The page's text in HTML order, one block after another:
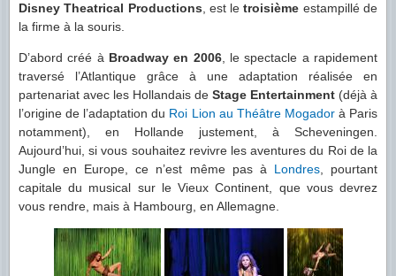
Disney Theatrical Productions , est letroisième estampillé de
la firme à la souris.
D’abord créé à Broadway en 2006, le spectacle a rapidement
traversé l’Atlantique grâce à une adaptation réalisée en
partenariat avec les Hollandais de Stage Entertainment (déjà à
l’origine de l’adaptation du Roi Lion au Théâtre Mogadorà Paris
notamment), en Hollande justement, à Scheveningen.
Aujourd’hui, si vous souhaitez revivre les aventures du Roi de la
Jungle en Europe, ce n’est même pas à Londres, pourtant
capitale du musical sur le Vieux Continent, que vous devrez
vous rendre, mais à Hambourg, en Allemagne.